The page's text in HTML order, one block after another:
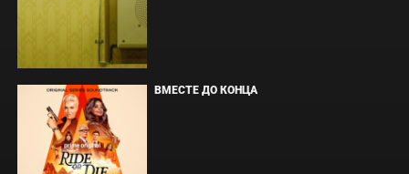
ВМЕСТЕ ДО КОНЦА